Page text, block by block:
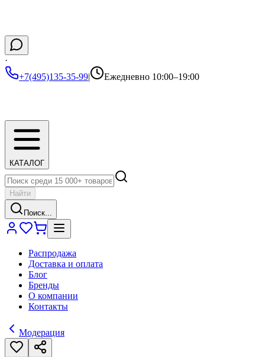
·
+7(495)135-35-99| Ежедневно 10:00–19:00
КАТАЛОГ
Найти
Поиск...
Распродажа
Доставка и оплата
Блог
Бренды
О компании
Контакты
Модерация